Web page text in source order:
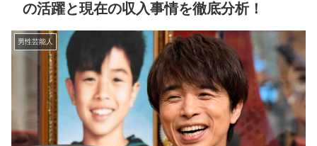
の活躍と現在の収入事情を徹底分析！
男性芸能人